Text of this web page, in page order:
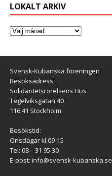
LOKALT ARKIV
Svensk-Kubanska föreningen
Besöksadress:
Solidaritetsrörelsens Hus
Tegelviksgatan 40
116 41 Stockholm
Besökstid:
Onsdagar kl 09-15
Tel: 08 – 31 95 30
E-post: info@svensk-kubanska.se